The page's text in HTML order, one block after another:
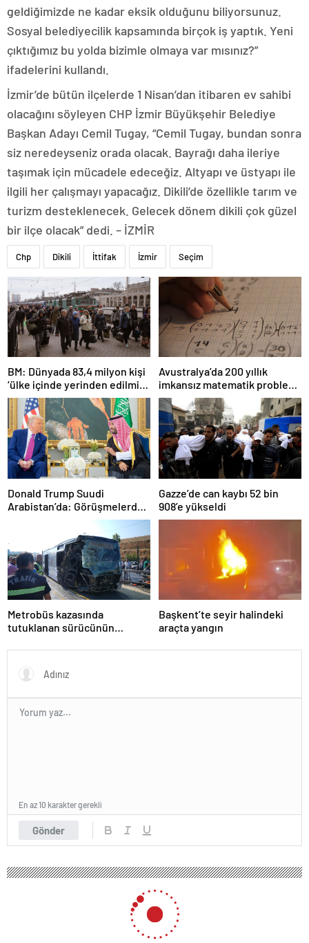
geldiğimizde ne kadar eksik olduğunu biliyorsunuz.
Sosyal belediyecilik kapsamında birçok iş yaptık. Yeni
çıktığımız bu yolda bizimle olmaya var mısınız?”
ifadelerini kullandı.
İzmir’de bütün ilçelerde 1 Nisan’dan itibaren ev sahibi
olacağını söyleyen CHP İzmir Büyükşehir Belediye
Başkan Adayı Cemil Tugay, “Cemil Tugay, bundan sonra
siz neredeyseniz orada olacak. Bayrağı daha ileriye
taşımak için mücadele edeceğiz. Altyapı ve üstyapı ile
ilgili her çalışmayı yapacağız. Dikili’de özellikle tarım ve
turizm desteklenecek. Gelecek dönem dikili çok güzel
bir ilçe olacak” dedi. – İZMİR
Chp Dikili İttifak İzmir Seçim
BM: Dünyada 83,4 milyon kişi
‘ülke içinde yerinden edilmiş’
olarak yaşıyor
Avustralya’da 200 yıllık
imkansız matematik problemi
çözüldü
Donald Trump Suudi
Arabistan’da: Görüşmelerde
Gazze’de can kaybı 52 bin
908’e yükseldi
Metrobüs kazasında
tutuklanan sürücünün
Başkent’te seyir halindeki
araçta yangın
Gönder
En az 10 karakter gerekli